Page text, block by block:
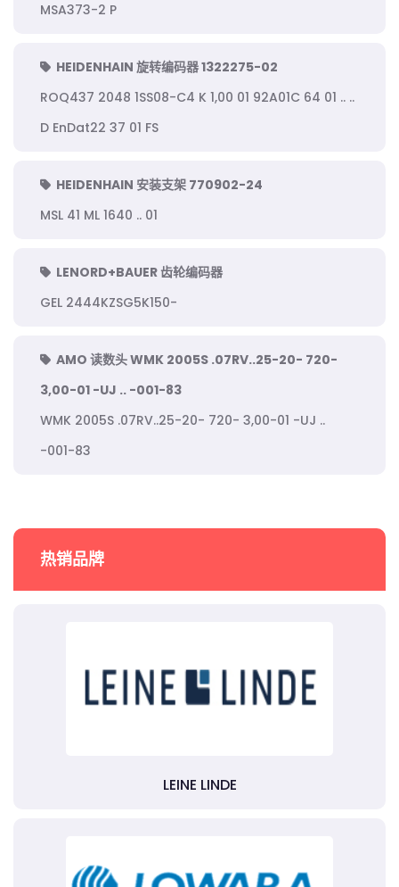
MSA373-2 P
HEIDENHAIN 旋转编码器 1322275-02
ROQ437 2048 1SS08-C4 K 1,00 01 92A01C 64 01 .. ..
D EnDat22 37 01 FS
HEIDENHAIN 安装支架 770902-24
MSL 41 ML 1640 .. 01
LENORD+BAUER 齿轮编码器
GEL 2444KZSG5K150-
AMO 读数头 WMK 2005S .07RV..25-20- 720-
3,00-01 -UJ .. -001-83
WMK 2005S .07RV..25-20- 720- 3,00-01 -UJ ..
-001-83
热销品牌
LEINE LINDE